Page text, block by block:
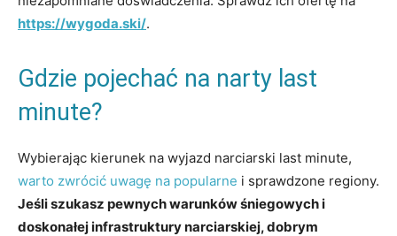
https://wygoda.ski/.
Gdzie pojechać na narty last
minute?
Wybierając kierunek na wyjazd narciarski last minute,
warto zwrócić uwagę na popularne i sprawdzone regiony.
Jeśli szukasz pewnych warunków śniegowych i
doskonałej infrastruktury narciarskiej, dobrym